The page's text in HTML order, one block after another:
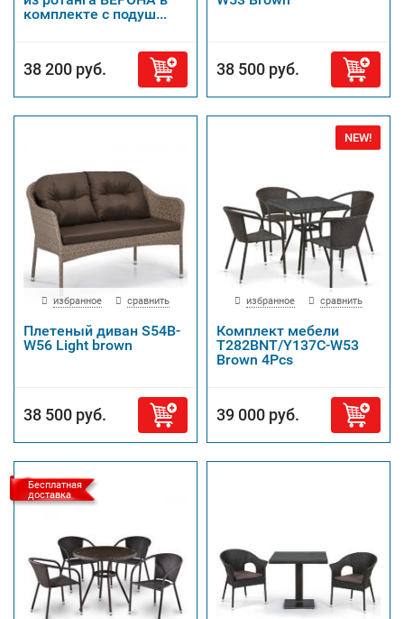
комплекте с подуш...
38 200 руб. 38 500 руб.
избранное сравнить
Плетеный диван S54B-
W56 Light brown
38 500 руб.
NEW!
избранное сравнить
Комплект мебели
T282BNT/Y137C-W53
Brown 4Pcs
39 000 руб.
Бесплатная
доставка